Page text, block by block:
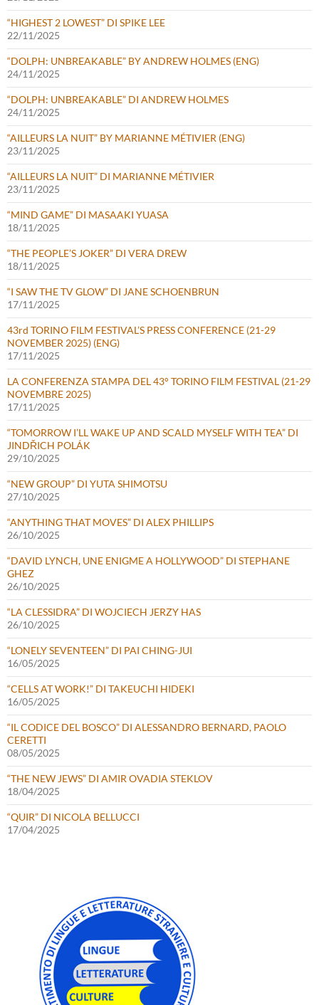
“HIGHEST 2 LOWEST” DI SPIKE LEE
22/11/2025
“DOLPH: UNBREAKABLE” BY ANDREW HOLMES (ENG)
24/11/2025
“DOLPH: UNBREAKABLE” DI ANDREW HOLMES
24/11/2025
“AILLEURS LA NUIT” BY MARIANNE MÉTIVIER (ENG)
23/11/2025
“AILLEURS LA NUIT” DI MARIANNE MÉTIVIER
23/11/2025
“MIND GAME” DI MASAAKI YUASA
18/11/2025
“THE PEOPLE’S JOKER” DI VERA DREW
18/11/2025
“I SAW THE TV GLOW” DI JANE SCHOENBRUN
17/11/2025
43rd TORINO FILM FESTIVAL’S PRESS CONFERENCE (21-29
NOVEMBER 2025) (ENG)
17/11/2025
LA CONFERENZA STAMPA DEL 43° TORINO FILM FESTIVAL (21-29
NOVEMBRE 2025)
17/11/2025
“TOMORROW I’LL WAKE UP AND SCALD MYSELF WITH TEA” DI
JINDŘICH POLÁK
29/10/2025
“NEW GROUP” DI YUTA SHIMOTSU
27/10/2025
“ANYTHING THAT MOVES” DI ALEX PHILLIPS
26/10/2025
“DAVID LYNCH, UNE ENIGME A HOLLYWOOD” DI STEPHANE
GHEZ
26/10/2025
“LA CLESSIDRA” DI WOJCIECH JERZY HAS
26/10/2025
“LONELY SEVENTEEN” DI PAI CHING-JUI
16/05/2025
“CELLS AT WORK!” DI TAKEUCHI HIDEKI
16/05/2025
“IL CODICE DEL BOSCO” DI ALESSANDRO BERNARD, PAOLO
CERETTI
08/05/2025
“THE NEW JEWS” DI AMIR OVADIA STEKLOV
18/04/2025
“QUIR” DI NICOLA BELLUCCI
17/04/2025